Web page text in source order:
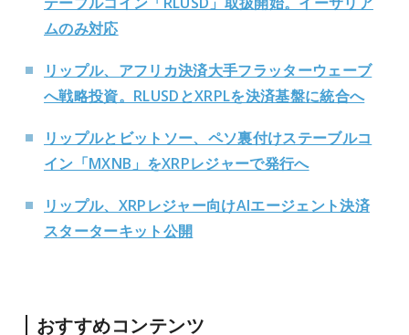
ムのみ対応
リップル、アフリカ決済大手フラッターウェーブ
へ戦略投資。RLUSDとXRPLを決済基盤に統合へ
リップルとビットソー、ペソ裏付けステーブルコ
イン「MXNB」をXRPレジャーで発行へ
リップル、XRPレジャー向けAIエージェント決済
スターターキット公開
おすすめコンテンツ